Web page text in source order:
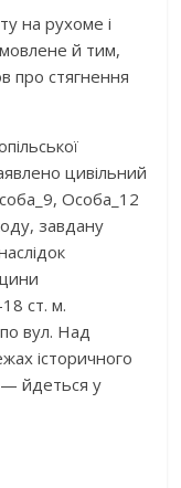
на рухоме і
й тим,
про стягнення
цивільний
Особа_12
завдану
ст. м.
вул. Над
історичного
йдеться у